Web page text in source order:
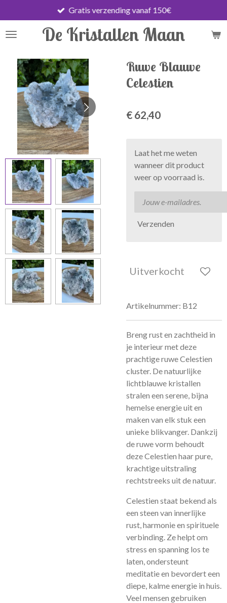
direct
naar
hoofdinhoud
De Kristallen Maan
Gratis verzending vanaf 150€
Ruwe Blauwe
Celestien
€ 62,40
Laat het me weten
wanneer dit product
weer op voorraad is.
Verzenden
Uitverkocht
Artikelnummer: B12
Breng rust en zachtheid in
je interieur met deze
prachtige ruwe Celestien
cluster. De natuurlijke
lichtblauwe kristallen
stralen een serene, bijna
hemelse energie uit en
maken van elk stuk een
unieke blikvanger. Dankzij
de ruwe vorm behoudt
deze Celestien haar pure,
krachtige uitstraling
rechtstreeks uit de natuur.
Celestien staat bekend als
een steen van innerlijke
rust, harmonie en spirituele
verbinding. Ze helpt om
stress en spanning los te
laten, ondersteunt
meditatie en bevordert een
diepe, kalme energie in huis.
Veel mensen gebruiken